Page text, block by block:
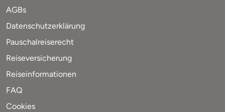
AGBs
Datenschutzerklärung
Pauschalreiserecht
Reiseversicherung
Reiseinformationen
FAQ
Cookies